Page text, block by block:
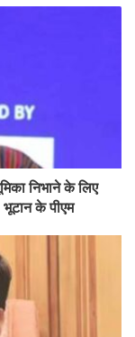
निभाने के लिए
भूटान के पीएम